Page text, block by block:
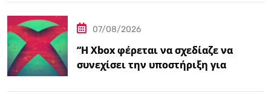
07/08/2026
“Η Xbox φέρεται να σχεδίαζε να
συνεχίσει την υποστήριξη για
‘Επαναφορά'”